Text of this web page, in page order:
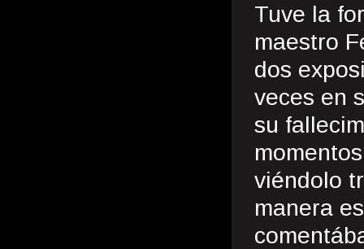
Tuve la
maestro
dos
veces en
su
viéndolo
manera